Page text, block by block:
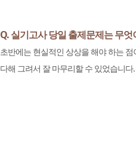
Q. 실기고사 당일 출제문제는 무
초반에는 현실적인 상상을 해야 하는
다해 그려서 잘 마무리할 수 있었습니다.